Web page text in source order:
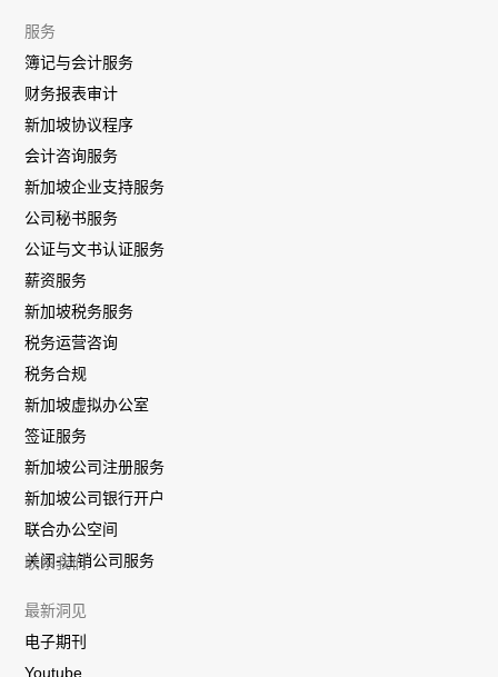
服务
簿记与会计服务
财务报表审计
新加坡协议程序
会计咨询服务
新加坡企业支持服务
公司秘书服务
公证与文书认证服务
薪资服务
新加坡税务服务
税务运营咨询
税务合规
新加坡虚拟办公室
签证服务
新加坡公司注册服务
新加坡公司银行开户
联合办公空间
关闭-注销公司服务
联系我们
最新洞见
电子期刊
Youtube